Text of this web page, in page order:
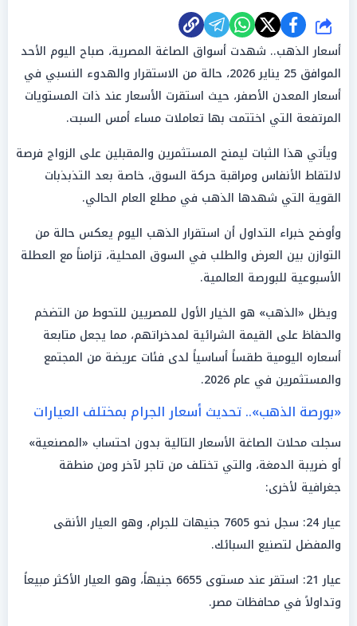
شارك
أسعار الذهب.. شهدت أسواق الصاغة المصرية، صباح اليوم الأحد
الموافق 25 يناير 2026، حالة من الاستقرار والهدوء النسبي في
أسعار المعدن الأصفر، حيث استقرت الأسعار عند ذات المستويات
المرتفعة التي اختتمت بها تعاملات مساء أمس السبت.
ويأتي هذا الثبات ليمنح المستثمرين والمقبلين على الزواج فرصة
لالتقاط الأنفاس ومراقبة حركة السوق، خاصة بعد التذبذبات
القوية التي شهدها الذهب في مطلع العام الحالي.
وأوضح خبراء التداول أن استقرار الذهب اليوم يعكس حالة من
التوازن بين العرض والطلب في السوق المحلية، تزامناً مع العطلة
الأسبوعية للبورصة العالمية.
ويظل «الذهب» هو الخيار الأول للمصريين للتحوط من التضخم
والحفاظ على القيمة الشرائية لمدخراتهم، مما يجعل متابعة
أسعاره اليومية طقساً أساسياً لدى فئات عريضة من المجتمع
والمستثمرين في عام 2026.
«بورصة الذهب».. تحديث أسعار الجرام بمختلف العيارات
سجلت محلات الصاغة الأسعار التالية بدون احتساب «المصنعية»
أو ضريبة الدمغة، والتي تختلف من تاجر لآخر ومن منطقة
جغرافية لأخرى:
عيار 24: سجل نحو 7605 جنيهات للجرام، وهو العيار الأنقى
والمفضل لتصنيع السبائك.
عيار 21: استقر عند مستوى 6655 جنيهاً، وهو العيار الأكثر مبيعاً
وتداولاً في محافظات مصر.